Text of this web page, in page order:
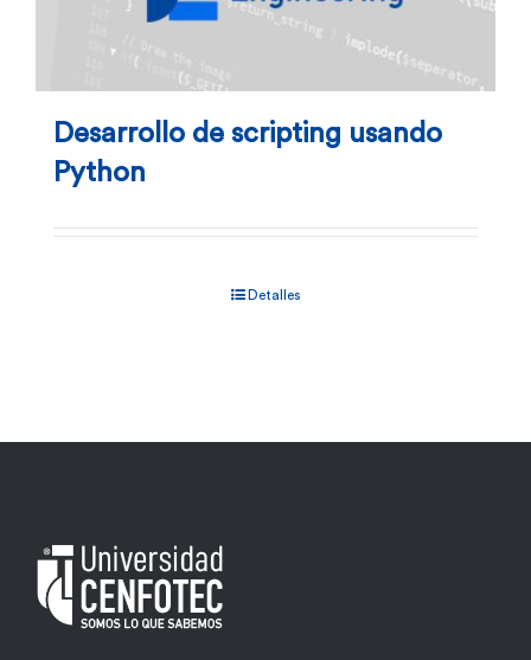
Desarrollo de scripting usando
Python
Detalles